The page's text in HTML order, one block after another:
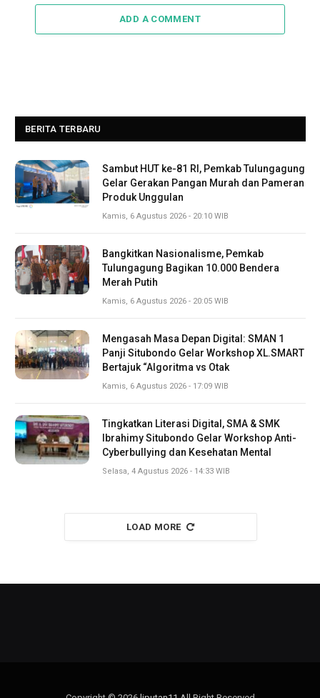
ADD A COMMENT
BERITA TERBARU
Sambut HUT ke-81 RI, Pemkab Tulungagung
Gelar Gerakan Pangan Murah dan Pameran
Produk Unggulan
Kamis, 6 Agustus 2026 - 20:10 WIB
Bangkitkan Nasionalisme, Pemkab
Tulungagung Bagikan 10.000 Bendera
Merah Putih
Kamis, 6 Agustus 2026 - 20:05 WIB
Mengasah Masa Depan Digital: SMAN 1
Panji Situbondo Gelar Workshop XL.SMART
Bertajuk “Algoritma vs Otak
Kamis, 6 Agustus 2026 - 17:09 WIB
Tingkatkan Literasi Digital, SMA & SMK
Ibrahimy Situbondo Gelar Workshop Anti-
Cyberbullying dan Kesehatan Mental
Selasa, 4 Agustus 2026 - 14:33 WIB
LOAD MORE